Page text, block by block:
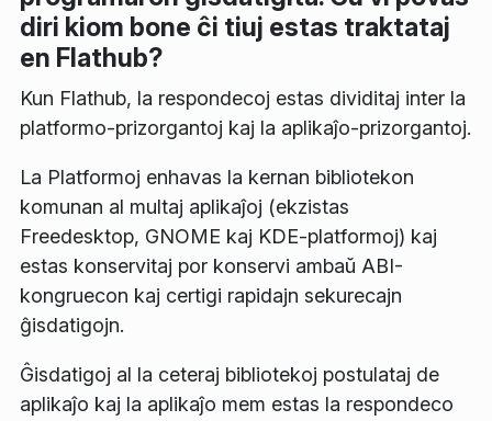
diri kiom bone ĉi tiuj estas traktataj
en Flathub?
Kun Flathub, la respondecoj estas dividitaj inter la
platformo-prizorgantoj kaj la aplikaĵo-prizorgantoj.
La Platformoj enhavas la kernan bibliotekon
komunan al multaj aplikaĵoj (ekzistas
Freedesktop, GNOME kaj KDE-platformoj) kaj
estas konservitaj por konservi ambaŭ ABI-
kongruecon kaj certigi rapidajn sekurecajn
ĝisdatigojn.
Ĝisdatigoj al la ceteraj bibliotekoj postulataj de
aplikaĵo kaj la aplikaĵo mem estas la respondeco